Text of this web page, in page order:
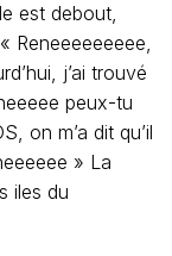
est debout,
Reneeeeeeeee,
j’ai trouvé
peux-tu
on m’a dit qu’il
» La
iles du